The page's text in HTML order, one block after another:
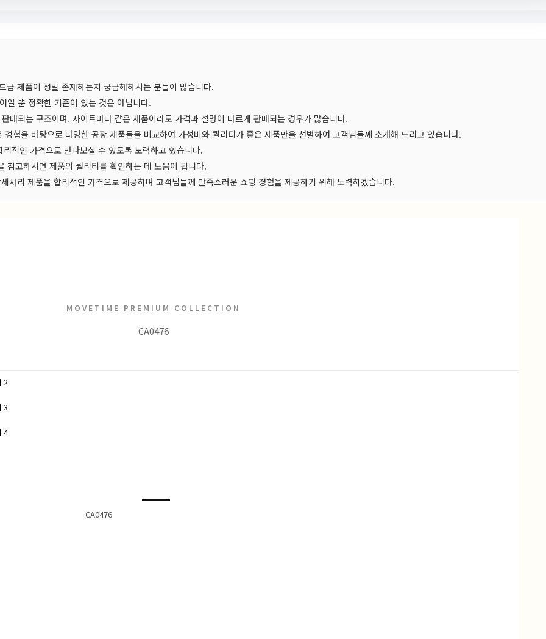
제품이 정말 존재하는지 궁금해하시는 분들이 많습니다.
일 뿐 정확한 기준이 있는 것은 아닙니다.
매되는 구조이며, 사이트마다 같은 제품이라도 가격과 설명이 다르게 판매되는 경우가 많습니다.
험을 바탕으로 다양한 공장 제품들을 비교하여 가성비와 퀄리티가 좋은 제품만을 선별하여 고객님들께 소개해 드리고 있습니다.
적인 가격으로 만나보실 수 있도록 노력하고 있습니다.
참고하시면 제품의 퀄리티를 확인하는 데 도움이 됩니다.
리 제품을 합리적인 가격으로 제공하며 고객님들께 만족스러운 쇼핑 경험을 제공하기 위해 노력하겠습니다.
MOVETIME PREMIUM COLLECTION
CA0476
CA0476